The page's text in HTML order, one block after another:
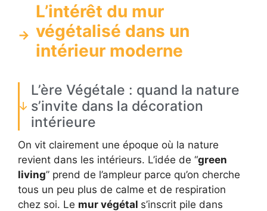
L’intérêt du mur
végétalisé dans un
intérieur moderne
L’ère Végétale : quand la nature
s’invite dans la décoration
intérieure
On vit clairement une époque où la nature
revient dans les intérieurs. L’idée de “green
living” prend de l’ampleur parce qu’on cherche
tous un peu plus de calme et de respiration
chez soi. Le mur végétal s’inscrit pile dans